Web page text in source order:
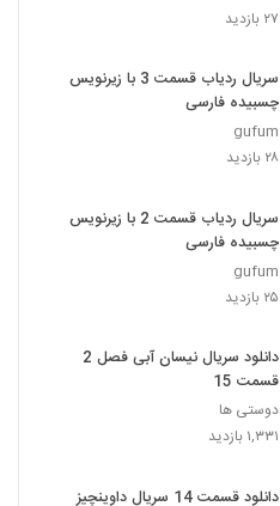
۲۷ بازدید
سریال ردیاب قسمت 3 با زیرنویس
چسبیده فارسی
gufum
۲۸ بازدید
سریال ردیاب قسمت 2 با زیرنویس
چسبیده فارسی
gufum
۲۵ بازدید
دانلود سریال نیسان آبی فصل 2
قسمت 15
دوستی ها
۱,۳۳۱ بازدید
دانلود قسمت 14 سریال داوینچیز